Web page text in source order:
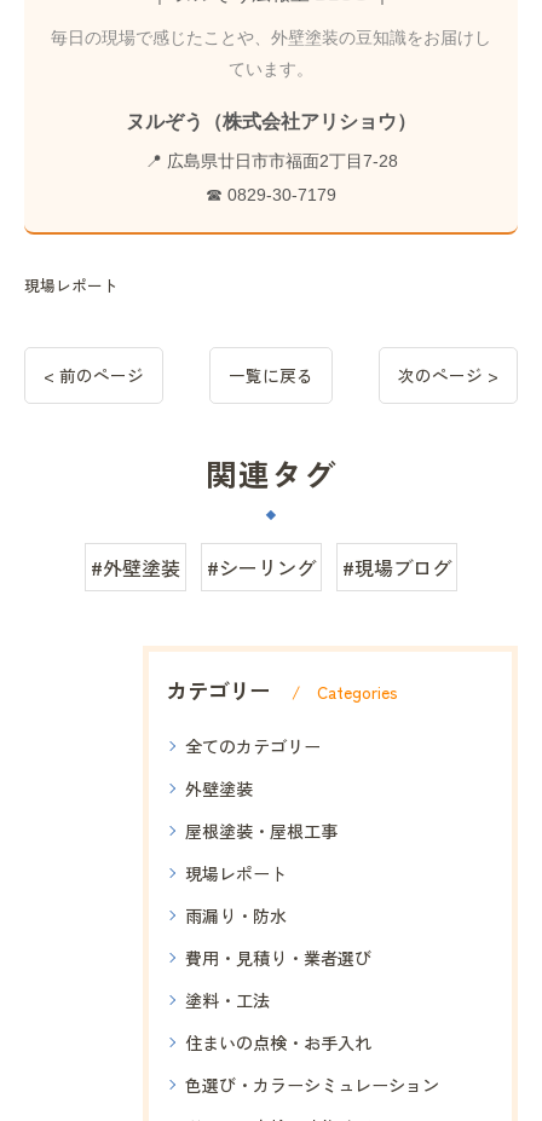
毎日の現場で感じたことや、外壁塗装の豆知識をお届けし
ています。
ヌルぞう（株式会社アリショウ）
📍 広島県廿日市市福面2丁目7-28
☎ 0829-30-7179
現場レポート
< 前のページ 一覧に戻る 次のページ >
関連タグ
#外壁塗装 #シーリング #現場ブログ
カテゴリー Categories
全てのカテゴリー
外壁塗装
屋根塗装・屋根工事
現場レポート
雨漏り・防水
費用・見積り・業者選び
塗料・工法
住まいの点検・お手入れ
色選び・カラーシミュレーション